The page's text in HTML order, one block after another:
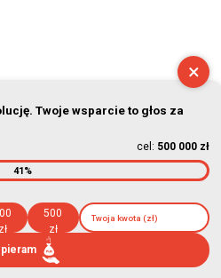
×
Twoje wsparcie to głos za
cel: 500 000 zł
41%
zł
500
zł